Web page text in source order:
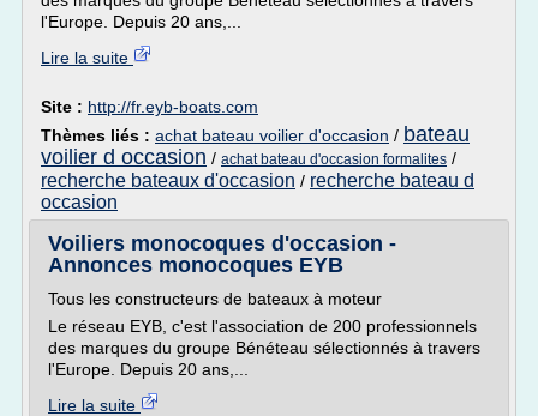
l'Europe. Depuis 20 ans,...
Lire la suite
Site : http://fr.eyb-boats.com
Thèmes liés : achat bateau voilier d'occasion / bateau
voilier d occasion / achat bateau d'occasion formalites /
recherche bateaux d'occasion / recherche bateau d
occasion
Voiliers monocoques d'occasion -
Annonces monocoques EYB
Tous les constructeurs de bateaux à moteur
Le réseau EYB, c'est l'association de 200 professionnels
des marques du groupe Bénéteau sélectionnés à travers
l'Europe. Depuis 20 ans,...
Lire la suite